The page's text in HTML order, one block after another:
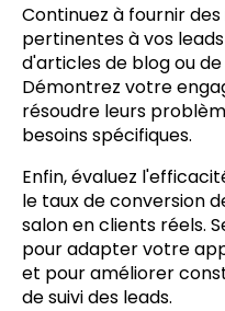
Continuez à fournir
pertinentes à vos
d'articles de blog ou
Démontrez votre
résoudre leurs
besoins spécifiques.
Enfin, évaluez
le taux de conversion
salon en clients réels.
pour adapter votre
et pour améliorer
de suivi des leads.